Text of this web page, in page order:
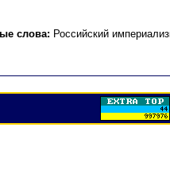
слова: Российский